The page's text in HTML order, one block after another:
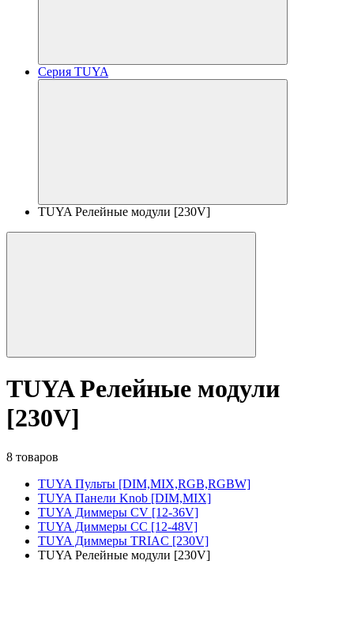
Серия TUYA
TUYA Релейные модули [230V]
TUYA Релейные модули
[230V]
8 товаров
TUYA Пульты [DIM,MIX,RGB,RGBW]
TUYA Панели Knob [DIM,MIX]
TUYA Диммеры CV [12-36V]
TUYA Диммеры CC [12-48V]
TUYA Диммеры TRIAC [230V]
TUYA Релейные модули [230V]